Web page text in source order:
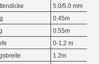
5.0/5.0 mm
0.45m
0.55m
0-1,2 m
1.2m